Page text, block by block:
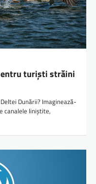
turiști străini
Dunării? Imaginează-
canalele liniștite,